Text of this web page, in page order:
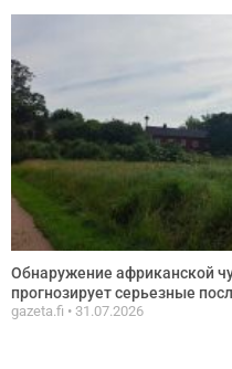
Обнаружение африканской
прогнозирует серьезные
gazeta.fi 31.07.2026